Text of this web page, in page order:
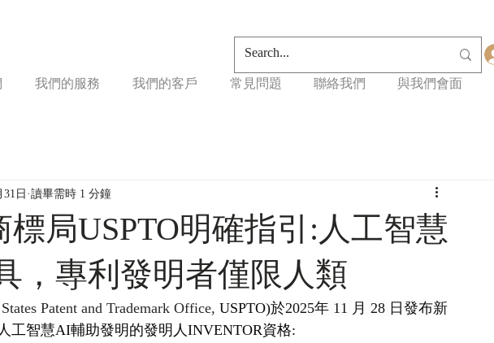
我們的服務 我們的客戶 常見問題 聯絡我們 與我們會面
標局USPTO明確指引:人工智慧
，專利發明者僅限人類
31日 讀畢需時 1 分鐘
Patent and Trademark Office, USPTO)於2025年 11 月 28 日發布新
工智慧AI輔助發明的發明人INVENTOR資格: